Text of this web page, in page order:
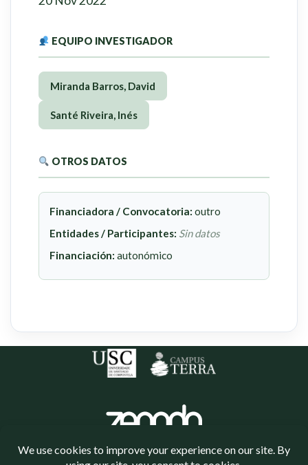
EQUIPO INVESTIGADOR
Miranda Barros, David
Santé Riveira, Inés
OTROS DATOS
Financiadora / Convocatoria: outro
Entidades / Participantes: Sin datos
Financiación: autonómico